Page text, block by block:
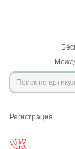
Регистрация